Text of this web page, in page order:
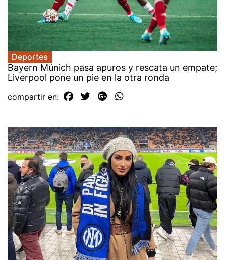
Deportes
Bayern Múnich pasa apuros y rescata un empate;
Liverpool pone un pie en la otra ronda
compartir en: